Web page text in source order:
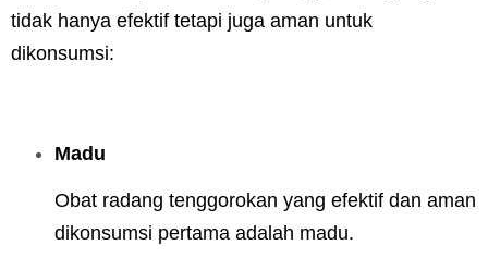
tidak hanya efektif tetapi juga aman untuk
dikonsumsi:
Madu
Obat radang tenggorokan yang efektif dan aman
dikonsumsi pertama adalah madu.